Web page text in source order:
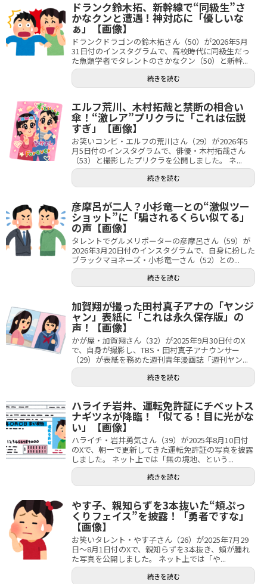
ドランク鈴木拓、新幹線で“同級生”さ
かなクンと遭遇！神対応に「優しいな
ぁ」【画像】
ドランクドラゴンの鈴木拓さん（50）が2026年5月
31日付のインスタグラムで、高校時代に同級生だっ
た魚類学者でタレントのさかなクン（50）と新幹...
続きを読む
エルフ荒川、木村拓哉と禁断の相合い
傘！“激レア”プリクラに「これは伝説
すぎ」【画像】
お笑いコンビ・エルフの荒川さん（29）が2026年5
月5日付のインスタグラムで、俳優・木村拓哉さん
（53）と撮影したプリクラを公開しました。 ネ...
続きを読む
彦摩呂が二人？小杉竜一との“激似ツー
ショット”に「騙されるくらい似てる」
の声【画像】
タレントでグルメリポーターの彦摩呂さん（59）が
2026年3月20日付のインスタグラムで、自身に扮した
ブラックマヨネーズ・小杉竜一さん（52）との...
続きを読む
加賀翔が撮った田村真子アナの「ヤンジ
ャン」表紙に「これは永久保存版」の
声！【画像】
かが屋・加賀翔さん（32）が2025年9月30日付のX
で、自身が撮影し、TBS・田村真子アナウンサー
（29）が表紙を務めた週刊青年漫画誌「週刊ヤン...
続きを読む
ハライチ岩井、運転免許証にチベットス
ナギツネが降臨！「似てる！目に光がな
い」【画像】
ハライチ・岩井勇気さん（39）が2025年8月10日付
のXで、朝一で更新してきた運転免許証の写真を披露
しました。 ネット上では「無の境地、という...
続きを読む
やす子、親知らずを3本抜いた“頬ぷっ
くりフェイス”を披露！「勇者ですな」
【画像】
お笑いタレント・やす子さん（26）が2025年7月29
日～8月1日付のXで、親知らずを3本抜き、頬が腫れ
た写真を公開しました。 ネット上では「や...
続きを読む